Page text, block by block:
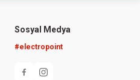
Sosyal Medya
#electropoint